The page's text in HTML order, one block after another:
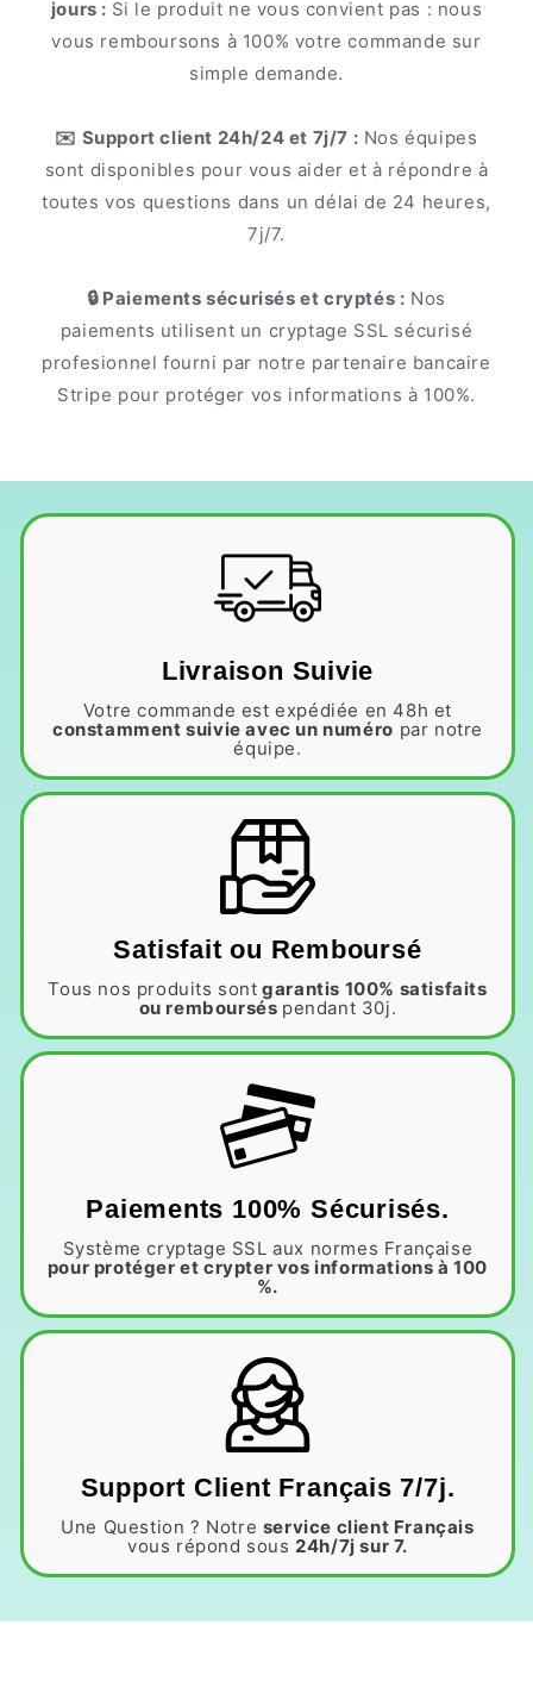
jours : Si le produit ne vous convient pas : nous
vous remboursons à 100% votre commande sur
simple demande.
✉️ Support client 24h/24 et 7j/7 : Nos équipes
sont disponibles pour vous aider et à répondre à
toutes vos questions dans un délai de 24 heures,
7j/7.
🔒 Paiements sécurisés et cryptés : Nos
paiements utilisent un cryptage SSL sécurisé
profesionnel fourni par notre partenaire bancaire
Stripe pour protéger vos informations à 100%.
Livraison Suivie
Votre commande est expédiée en 48h et
constamment suivie avec un numéro par notre
équipe.
Satisfait ou Remboursé
Tous nos produits sont garantis 100% satisfaits
ou remboursés pendant 30j.
Paiements 100% Sécurisés.
Système cryptage SSL aux normes Française
pour protéger et crypter vos informations à 100
%.
Support Client Français 7/7j.
Une Question ? Notre service client Français
vous répond sous 24h/7j sur 7.